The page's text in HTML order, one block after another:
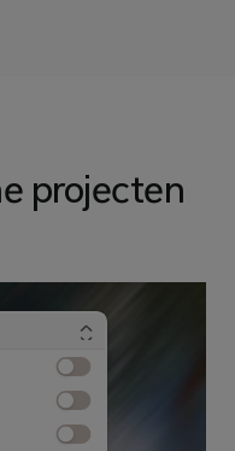
projecten